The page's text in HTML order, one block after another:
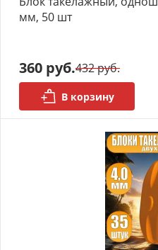
мм, 50 шт
360 руб.432 руб.
В корзину